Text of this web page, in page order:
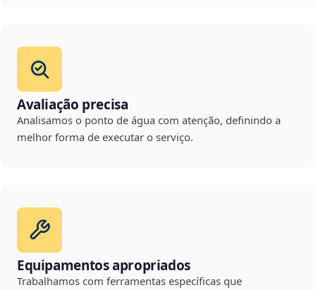
Avaliação precisa
Analisamos o ponto de água com atenção, definindo a
melhor forma de executar o serviço.
Equipamentos apropriados
Trabalhamos com ferramentas específicas que